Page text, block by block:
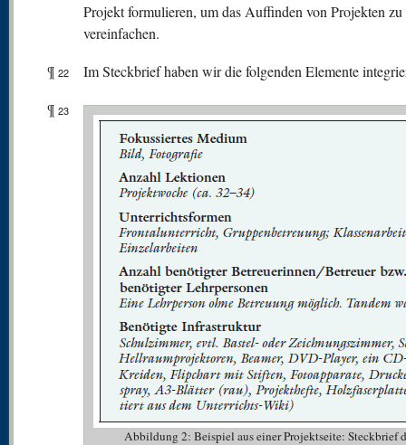
Projekt formulieren, um das Auffinden von Projekten zu
vereinfachen.
¶ 22
Im Steckbrief haben wir die folgenden Elemente
¶ 23
Abbildung 2: Beispiel aus einer Projektseite: Steckbrief